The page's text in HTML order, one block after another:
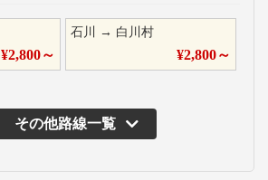
¥2,800～
石川 → 白川村
¥2,800～
その他路線一覧